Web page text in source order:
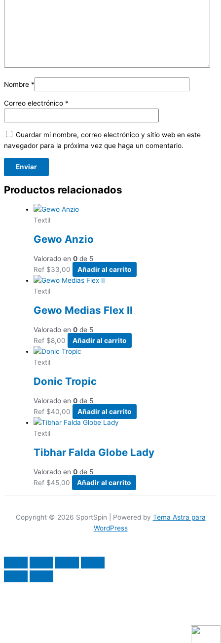
Nombre *
Correo electrónico *
Guardar mi nombre, correo electrónico y sitio web en este
navegador para la próxima vez que haga un comentario.
Productos relacionados
Textil
Gewo Anzio
Valorado en 0 de 5
Ref $33,00 Añadir al carrito
Textil
Gewo Medias Flex II
Valorado en 0 de 5
Ref $8,00 Añadir al carrito
Textil
Donic Tropic
Valorado en 0 de 5
Ref $40,00 Añadir al carrito
Textil
Tibhar Falda Globe Lady
Valorado en 0 de 5
Ref $45,00 Añadir al carrito
Copyright © 2026 SportSpin | Powered by Tema Astra para
WordPress